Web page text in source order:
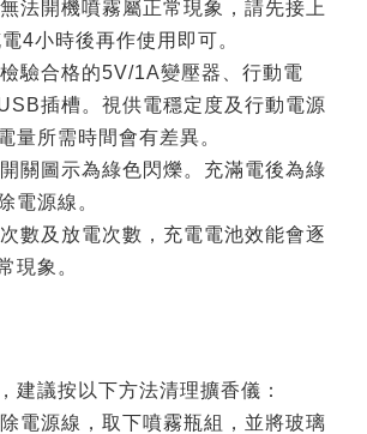
法開機噴霧屬正常現象，請先接上
4小時後再作使用即可。
驗合格的5V/1A變壓器、行動電
插槽。視供電穩定度及行動電源
量所需時間會有差異。
關圖示為綠色閃爍。充滿電後為綠
電源線。
數及放電次數，充電電池效能會逐
現象。
建議按以下方法清理擴香儀：
電源線，取下噴霧瓶組，並將玻璃